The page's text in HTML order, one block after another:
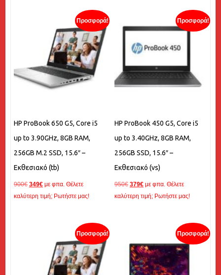
Προσφορά!
HP ProBook 650 G5, Core i5
up to 3.90GHz, 8GB RAM,
256GB M.2 SSD, 15.6″ –
Εκθεσιακό (tb)
900€ Original
price
349€Η
τρέχουσα
με φπα. Θέλετε
καλύτερη τιμή; Ρωτήστε μας!
Προσφορά!
HP ProBook 450 G5, Core i5
up to 3.40GHz, 8GB RAM,
256GB SSD, 15.6″ –
Εκθεσιακό (vs)
950€ Original
price
379€Η
τρέχουσα
με φπα. Θέλετε
καλύτερη τιμή; Ρωτήστε μας!
Προσφορά! Προσφορά!